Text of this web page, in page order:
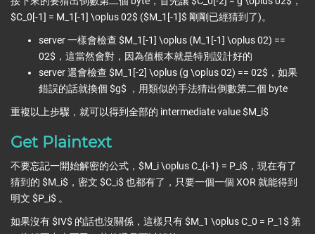
$C_0[-1] = M_1[-1] \oplus 02$ ($M_1[-1]$ 剛剛已經猜到了)。
server 一樣會檢查 $M_1[-1] \oplus (M_1[-1] \oplus 02) ==
02$，這當然會對，因為值根本就是特別設計好的
server 還會檢查 $M_1[-2] \oplus (g \oplus 02) == 02$，如果
錯誤的話就換個 $g$ ，用類似的手法猜出倒數第二個 byte
重複以上步驟，就可以得到全部的 intermediate value $M_i$
Get Plaintext
不要忘記一開始解密的公式，$M_i \oplus C_{i-1} = P_i$，現在有了
猜到的 $M_i$，密文 $C_i$ 也都有了，只要一個一個 XOR 就能得到
明文 $P_i$ 。
如果沒有 $IV$ 的話也沒關係，這樣只有 $M_1 \oplus C_0 = P_1$ 第